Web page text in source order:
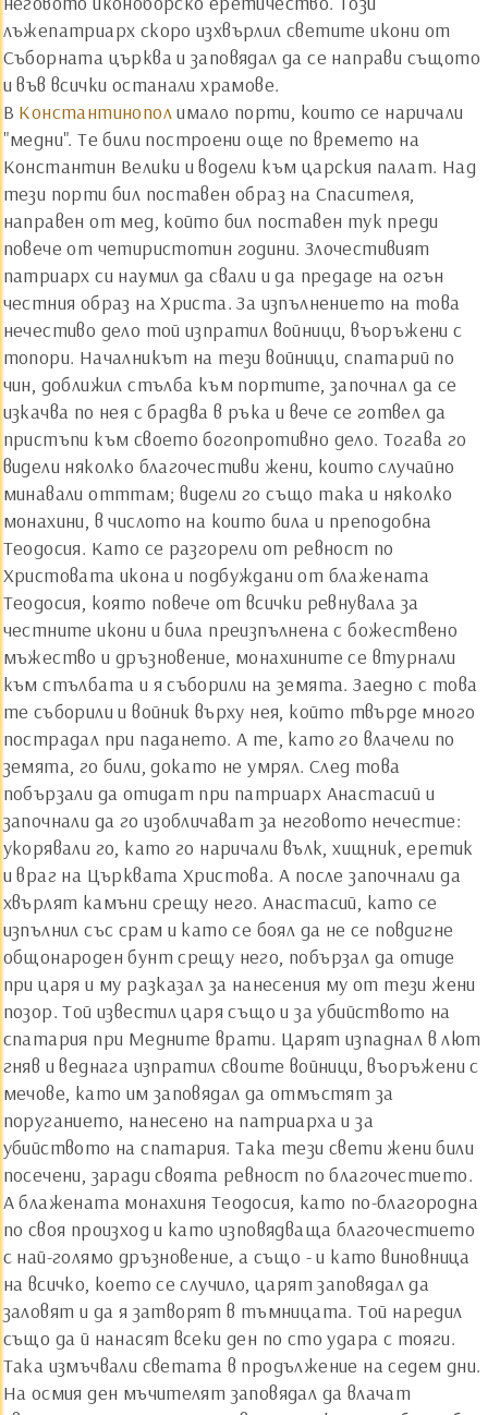
лъжепатриарх скоро изхвърлил светите икони от
Съборната църква и заповядал да се направи същото
и във всички останали храмове.
В Константинополимало порти, които се наричали
"медни". Те били построени още по времето на
Константин Велики и водели към царския палат. Над
тези порти бил поставен образ на Спасителя,
направен от мед, който бил поставен тук преди
повече от четиристотин години. Злочестивият
патриарх си наумил да свали и да предаде на огън
честния образ на Христа. За изпълнението на това
нечестиво дело той изпратил войници, въоръжени с
топори. Началникът на тези войници, спатарий по
чин, доближил стълба към портите, започнал да се
изкачва по нея с брадва в ръка и вече се готвел да
пристъпи към своето богопротивно дело. Тогава го
видели няколко благочестиви жени, които случайно
минавали отттам; видели го също така и няколко
монахини, в числото на които била и преподобна
Теодосия. Като се разгорели от ревност по
Христовата икона и подбуждани от блажената
Теодосия, която повече от всички ревнувала за
честните икони и била преизпълнена с божествено
мъжество и дръзновение, монахините се втурнали
към стълбата и я съборили на земята. Заедно с това
те съборили и войник върху нея, който твърде много
пострадал при падането. А те, като го влачели по
земята, го били, докато не умрял. След това
побързали да отидат при патриарх Анастасий и
започнали да го изобличават за неговото нечестие:
укорявали го, като го наричали вълк, хищник, еретик
и враг на Църквата Христова. А после започнали да
хвърлят камъни срещу него. Анастасий, като се
изпълнил със срам и като се боял да не се повдигне
общонароден бунт срещу него, побързал да отиде
при царя и му разказал за нанесения му от тези жени
позор. Той известил царя също и за убийството на
спатария при Медните врати. Царят изпаднал в лют
гняв и веднага изпратил своите войници, въоръжени с
мечове, като им заповядал да отмъстят за
поруганието, нанесено на патриарха и за
убийството на спатария. Така тези свети жени били
посечени, заради своята ревност по благочестието.
А блажената монахиня Теодосия, като по-благородна
по своя произход и като изповядваща благочестието
с най-голямо дръзновение, а също - и като виновница
на всичко, което се случило, царят заповядал да
заловят и да я затворят в тъмницата. Той наредил
също да й нанасят всеки ден по сто удара с тояги.
Така измъчвали светата в продължение на седем дни.
На осмия ден мъчителят заповядал да влачат